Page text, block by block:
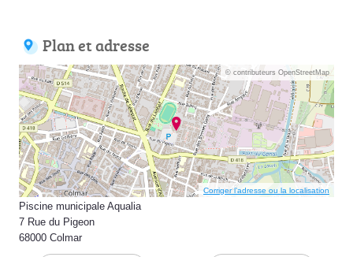
Plan et adresse
© contributeurs OpenStreetMap
Corriger l’adresse ou la localisation
Piscine municipale Aqualia
7 Rue du Pigeon
68000 Colmar